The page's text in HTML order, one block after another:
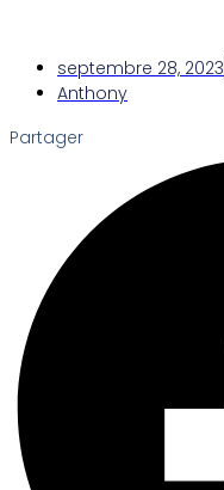
septembre 28, 2023
Anthony
Partager